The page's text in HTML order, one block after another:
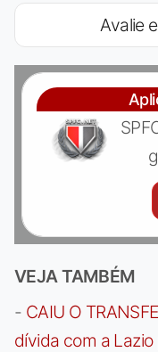
Avalie
VEJA TAMBÉM
- CAIU O
dívida com a